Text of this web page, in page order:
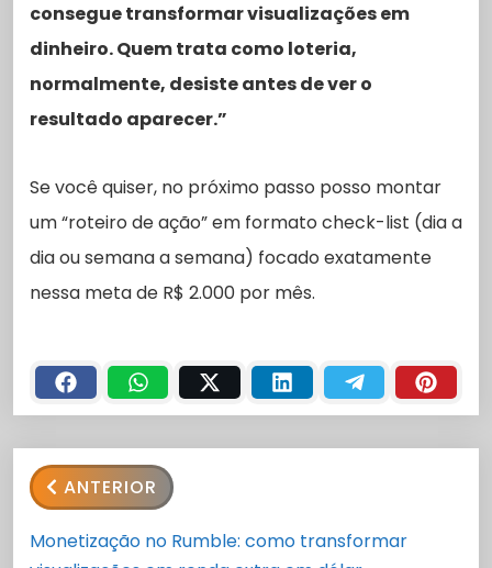
consegue transformar visualizações em
dinheiro. Quem trata como loteria,
normalmente, desiste antes de ver o
resultado aparecer.”
Se você quiser, no próximo passo posso montar
um “roteiro de ação” em formato check-list (dia a
dia ou semana a semana) focado exatamente
nessa meta de R$ 2.000 por mês.
ANTERIOR
Monetização no Rumble: como transformar